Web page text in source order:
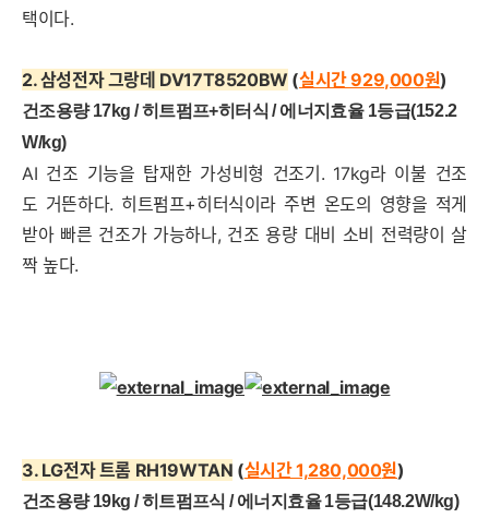
택이다.
2. 삼성전자 그랑데 DV17T8520BW (실시간 929,000원)
건조용량 17kg / 히트펌프+히터식 /에너지효율 1등급(152.2
W/kg)
AI 건조 기능을 탑재한 가성비형 건조기. 17kg라 이불 건조
도 거뜬하다. 히트펌프+히터식이라 주변 온도의 영향을 적게
받아 빠른 건조가 가능하나, 건조 용량 대비 소비 전력량이 살
짝 높다.
3. LG전자 트롬 RH19WTAN (실시간 1,280,000원)
건조용량 19kg / 히트펌프식 /에너지효율 1등급(148.2W/kg)